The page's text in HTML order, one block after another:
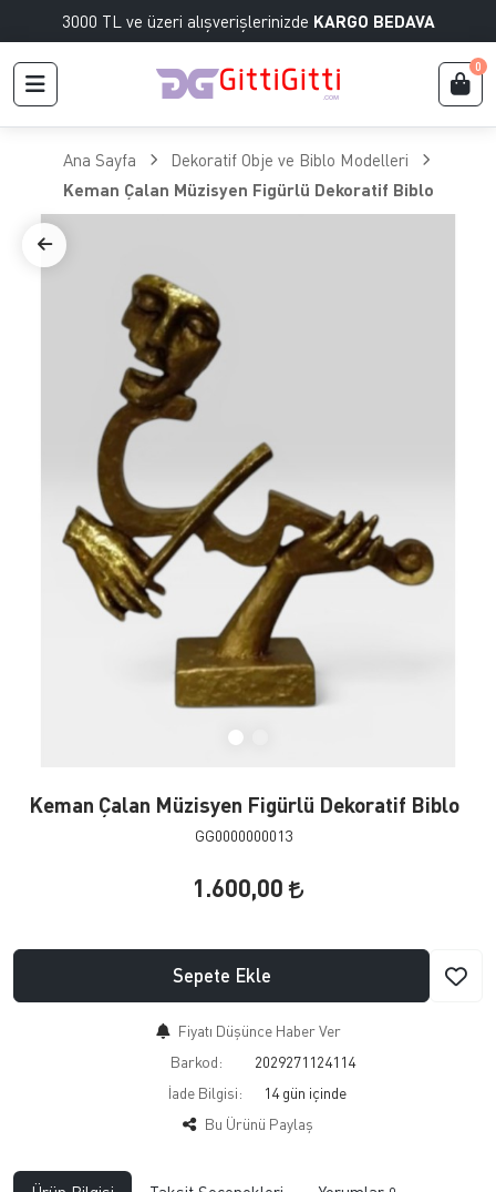
3000 TL ve üzeri alışverişlerinizde KARGO BEDAVA
0
Ana Sayfa
Dekoratif Obje ve Biblo Modelleri
Keman Çalan Müzisyen Figürlü Dekoratif Biblo
Keman Çalan Müzisyen Figürlü Dekoratif Biblo
GG0000000013
1.600,00
Sepete Ekle
Fiyatı Düşünce Haber Ver
Barkod:
2029271124114
İade Bilgisi:
Bu Ürünü Paylaş